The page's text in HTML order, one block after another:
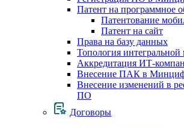
Патент на программное
Патентование
Патент на сайт
Права на базу данных
Топология
Аккредитация ИТ-
Внесение ПАК в
Внесение изменений в
ПО
Договоры